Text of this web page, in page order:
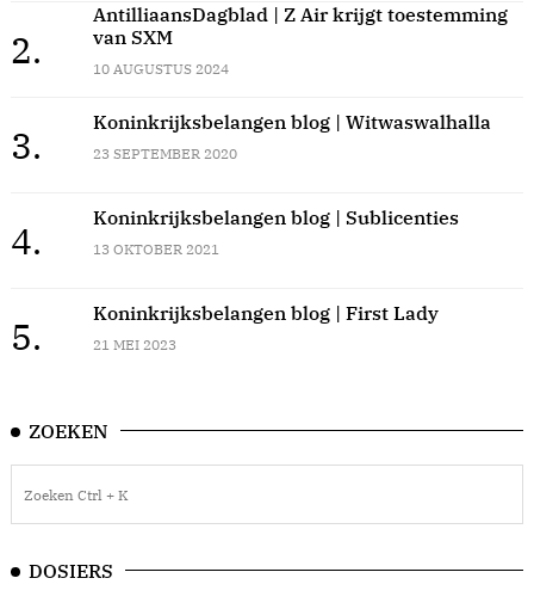
2.
AntilliaansDagblad | Z Air krijgt toestemming
van SXM
10 AUGUSTUS 2024
3.
Koninkrijksbelangen blog | Witwaswalhalla
23 SEPTEMBER 2020
4.
Koninkrijksbelangen blog | Sublicenties
13 OKTOBER 2021
5.
Koninkrijksbelangen blog | First Lady
21 MEI 2023
ZOEKEN
DOSIERS